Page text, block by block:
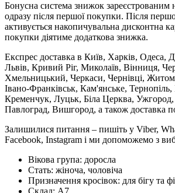
Бонусна система знижок зареєстрованим
одразу після першої покупки. Після
активується накопичувальна дисконтна
покупки діятиме додаткова знижка.
Експрес доставка в Київ, Харків, Одеса,
Львів, Кривий Ріг, Миколаїв, Вінниця,
Хмельницький, Черкаси, Чернівці,
Івано-Франківськ, Кам'янське,
Кременчук, Луцьк, Біла Церква,
Павлоград, Вишгород, а також доставка
Залишилися питання – пишіть у Viber,
Facebook, Instagram і ми допоможемо з
Вікова група: доросла
Стать: жіноча, чоловіча
Призначення кросівок: для бігу та